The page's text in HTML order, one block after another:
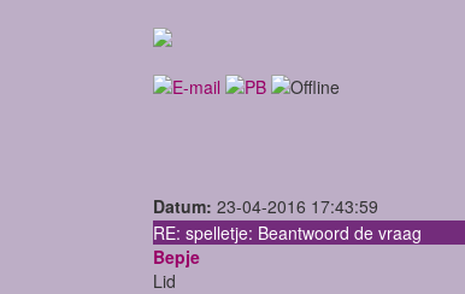
Datum: 23-04-2016 17:43:59
RE: spelletje: Beantwoord de vraag
Bepje
Lid